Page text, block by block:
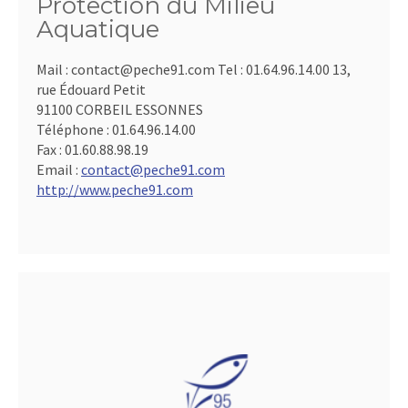
Aquatique
Mail : contact@peche91.com Tel : 01.64.96.14.00 13,
rue Édouard Petit
91100 CORBEIL ESSONNES
Téléphone : 01.64.96.14.00
Fax : 01.60.88.98.19
Email : contact@peche91.com
http://www.peche91.com